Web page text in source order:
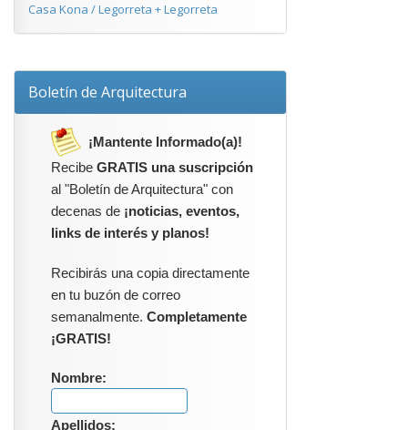
Casa Kona / Legorreta + Legorreta
Boletín de Arquitectura
¡Mantente Informado(a)!
Recibe GRATIS una suscripción
al "Boletín de Arquitectura" con
decenas de ¡noticias, eventos,
links de interés y planos!
Recibirás una copia directamente
en tu buzón de correo
semanalmente. Completamente
¡GRATIS!
Nombre:
Apellidos: